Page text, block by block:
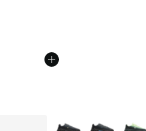
Dit artikel is in de
Meer kleuren